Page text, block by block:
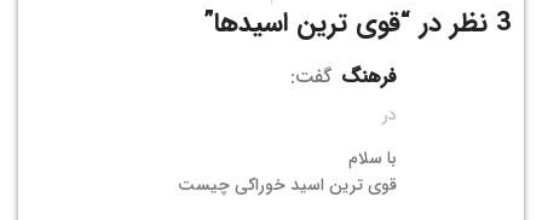
3 نظر در “ قوی ترین اسیدها”
فرهنگ گفت:
در
با سلام
قوی ترین اسید خوراکی چیست